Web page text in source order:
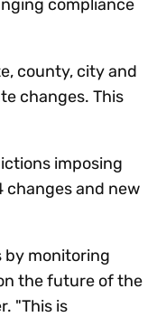
compliance
county, city and
changes. This
imposing
changes and new
by monitoring
the future of the
"This is